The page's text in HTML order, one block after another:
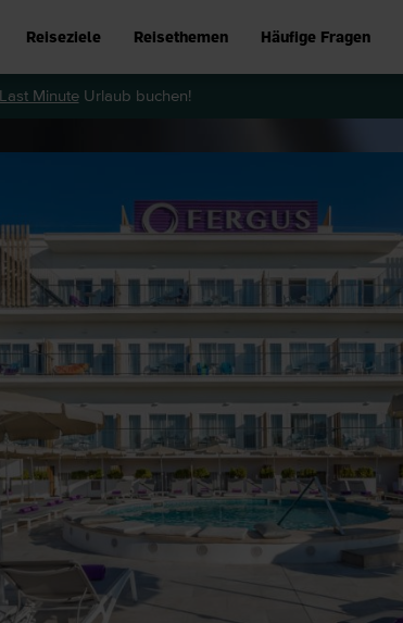
Reiseziele Reisethemen Häufige Fragen
Last MinuteUrlaub buchen!